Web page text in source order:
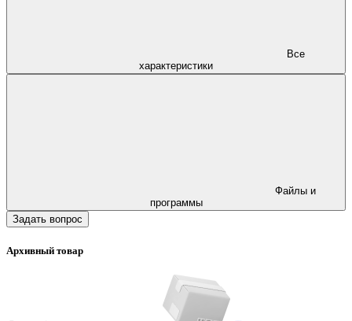
характеристики
программы
Задать вопрос
Архивный товар